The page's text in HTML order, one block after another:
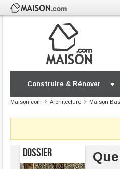
Construire & Rénover
Maison.com Architecture Maison
DOSSIER